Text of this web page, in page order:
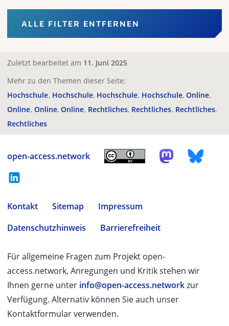
ALLE FILTER ENTFERNEN
Zuletzt bearbeitet am 11. Juni 2025
Mehr zu den Themen dieser Seite:
Hochschule Hochschule Hochschule Hochschule Online
Online Online Online Rechtliches Rechtliches Rechtliches
Rechtliches
open-access.network
Kontakt Sitemap
Impressum
Datenschutzhinweis
Barrierefreiheit
Für allgemeine Fragen zum Projekt open-
access.network, Anregungen und Kritik stehen wir
Ihnen gerne unter info@open-access.networkzur
Verfügung. Alternativ können Sie auch unser
Kontaktformular verwenden.